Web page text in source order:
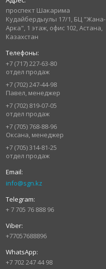
проспект Шакарима
Кудайбердыулы 17/1, БЦ "Жана-
Арка", 1 этаж, офис 102, Астана,
Казахстан
+7 (717) 227-63-80
отдел продаж
+7 (702) 247-44-98
Павел, менеджер
+7 (702) 819-07-05
отдел продаж
+7 (705) 768-88-96
Оксана, менеджер
+7 (705) 314-81-25
отдел продаж
info@sgn.kz
+ 7 705 76 888 96
+77057688896
+7 702 247 44 98